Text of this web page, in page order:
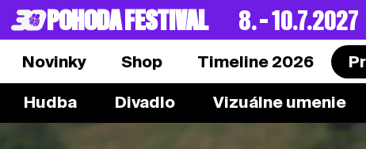
POHODA FESTIVAL 8. – 10.7.2027
Novinky Shop Timeline 2026
Hudba Divadlo Vizuálne umenie